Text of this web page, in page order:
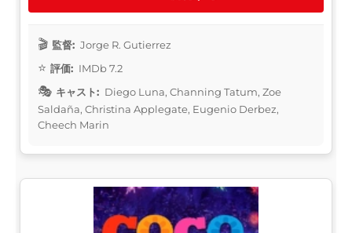
監督: Jorge R. Gutierrez
評価: IMDb 7.2
キャスト: Diego Luna, Channing Tatum, Zoe
Saldaña, Christina Applegate, Eugenio Derbez,
Cheech Marin